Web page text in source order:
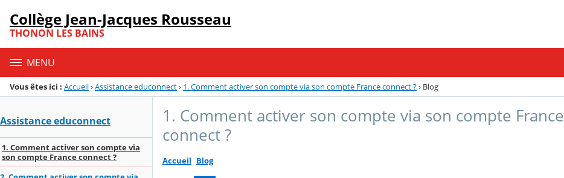
Menu de la rubrique
Contenu
Collège Jean-Jacques Rousseau
THONON LES BAINS
MENU
Vous êtes ici : Accueil›Assistance educonnect› 1. Comment activer son compte via son compte France connect ?› Blog
Assistance educonnect
1. Comment activer son compte via
son compte France connect ?
1. Comment activer son compte via son compte France
connect ?
Accueil Blog